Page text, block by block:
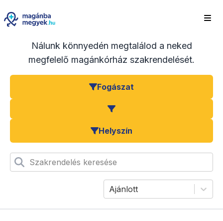
Nálunk könnyedén megtalálod a neked
megfelelő magánkórház szakrendelését.
Fogászat
Helyszín
Szakrendelés keresése
Ajánlott